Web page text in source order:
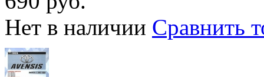
Нет в наличии Сравнить